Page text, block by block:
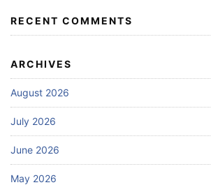
RECENT COMMENTS
ARCHIVES
August 2026
July 2026
June 2026
May 2026